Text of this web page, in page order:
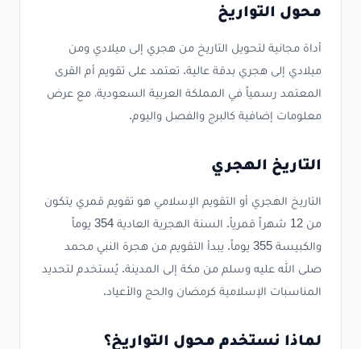
محول التواريخ
أداة مجانية لتحويل التاريخ من هجري إلى ميلادي ومن
ميلادي إلى هجري بدقة عالية. تعتمد على تقويم أم القرى
المعتمد رسمياً في المملكة العربية السعودية، مع عرض
معلومات إضافية كالبرج والفصل واليوم.
التاريخ الهجري
التاريخ الهجري أو التقويم الإسلامي هو تقويم قمري يتكون
من 12 شهراً قمرياً. السنة الهجرية العادية 354 يوماً
والكبيسة 355 يوماً. يبدأ التقويم من هجرة النبي محمد
صلى الله عليه وسلم من مكة إلى المدينة. يُستخدم لتحديد
المناسبات الإسلامية كرمضان والحج والأعياد.
لماذا نستخدم محول التواريخ؟